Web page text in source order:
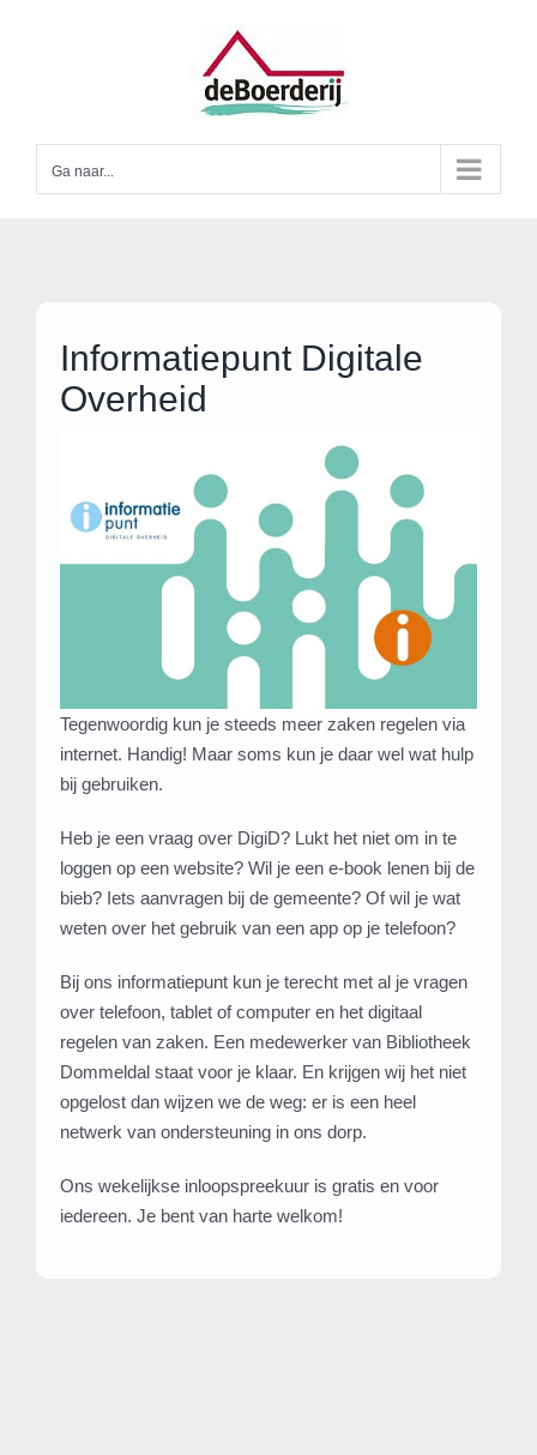
Ga naar...
Informatiepunt Digitale
Overheid
Tegenwoordig kun je steeds meer zaken regelen via
internet. Handig! Maar soms kun je daar wel wat hulp
bij gebruiken.
Heb je een vraag over DigiD? Lukt het niet om in te
loggen op een website? Wil je een e-book lenen bij de
bieb? Iets aanvragen bij de gemeente? Of wil je wat
weten over het gebruik van een app op je telefoon?
Bij ons informatiepunt kun je terecht met al je vragen
over telefoon, tablet of computer en het digitaal
regelen van zaken. Een medewerker van Bibliotheek
Dommeldal staat voor je klaar. En krijgen wij het niet
opgelost dan wijzen we de weg: er is een heel
netwerk van ondersteuning in ons dorp.
Ons wekelijkse inloopspreekuur is gratis en voor
iedereen. Je bent van harte welkom!